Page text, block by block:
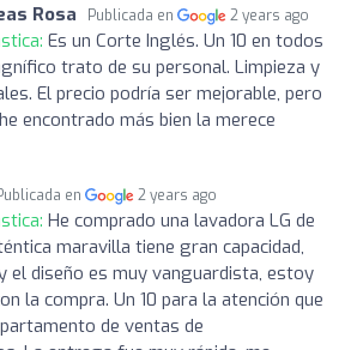
Rosa Publicada en 2 years ago
Es un Corte Inglés. Un 10 en todos
trato de su personal. Limpieza y
El precio podría ser mejorable, pero
encontrado más bien la merece
en 2 years ago
He comprado una lavadora LG de
maravilla tiene gran capacidad,
el diseño es muy vanguardista, estoy
la compra. Un 10 para la atención que
de ventas de